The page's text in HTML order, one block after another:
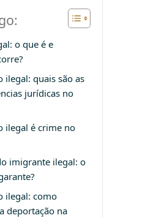
o que é e
ilegal: quais são as
jurídicas no
ilegal é crime no
imigrante ilegal: o
ilegal: como
deportação na